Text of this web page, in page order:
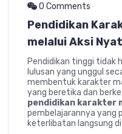
0 Comments
Pendidikan
melalui Aksi
Pendidikan tinggi tidak
lulusan yang unggul
membentuk karakter
yang beretika dan
pendidikan karakter
pembelajarannya yang
keterlibatan langsung